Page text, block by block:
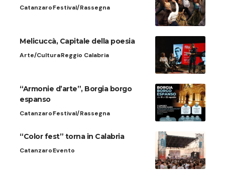
CatanzaroFestival/Rassegna
Melicuccà, Capitale della poesia
Arte/CulturaReggio Calabria
“Armonie d’arte”, Borgia borgo
espanso
CatanzaroFestival/Rassegna
“Color fest” torna in Calabria
CatanzaroEvento